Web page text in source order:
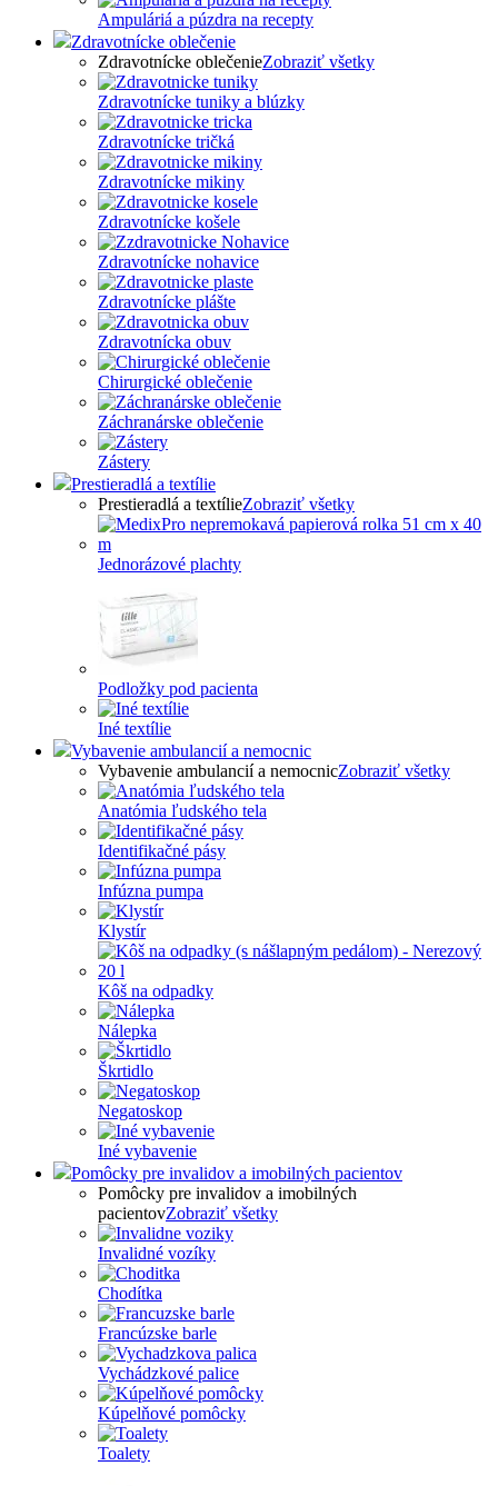
Ampuláriá a púzdra na recepty
Zdravotnícke oblečenie
Zdravotnícke oblečenieZobraziť všetky
Zdravotnícke tuniky a blúzky
Zdravotnícke tričká
Zdravotnícke mikiny
Zdravotnícke košele
Zdravotnícke nohavice
Zdravotnícke plášte
Zdravotnícka obuv
Chirurgické oblečenie
Záchranárske oblečenie
Zástery
Prestieradlá a textílie
Prestieradlá a textílieZobraziť všetky
Jednorázové plachty
Podložky pod pacienta
Iné textílie
Vybavenie ambulancií a nemocnic
Vybavenie ambulancií a nemocnicZobraziť všetky
Anatómia ľudského tela
Identifikačné pásy
Infúzna pumpa
Klystír
Kôš na odpadky
Nálepka
Škrtidlo
Negatoskop
Iné vybavenie
Pomôcky pre invalidov a imobilných pacientov
Pomôcky pre invalidov a imobilných
pacientovZobraziť všetky
Invalidné vozíky
Chodítka
Francúzske barle
Vychádzkové palice
Kúpelňové pomôcky
Toalety